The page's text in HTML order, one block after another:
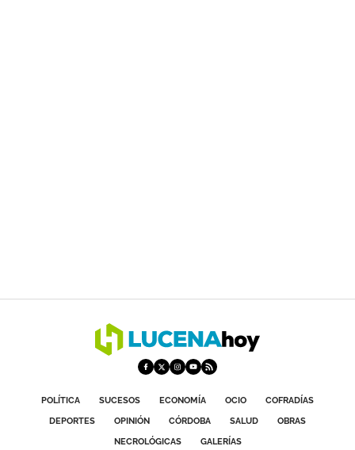
POLÍTICA SUCESOS ECONOMÍA OCIO
COFRADÍAS
DEPORTES
OPINIÓN CÓRDOBA SALUD
OBRAS
NECROLÓGICAS
GALERÍAS